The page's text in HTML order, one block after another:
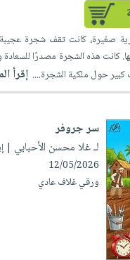
صغيرة، كانت تقف شجرة عجيبة
كانت هذه الشجرة مصدرًا للسعادة
حول ملكية الشجرة.... إقرأ
سر جروفر
لـ غلا محسن الأحبابي |
12/05/2026
ورقي غلاف عادي